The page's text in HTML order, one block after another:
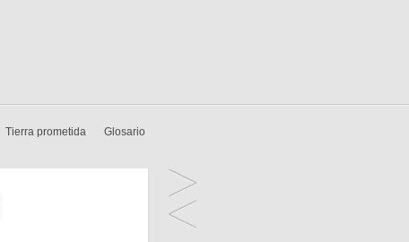
Tierra prometida Glosario